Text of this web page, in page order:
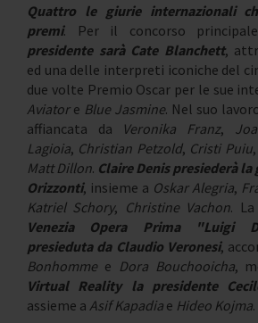
Quattro le giurie internazionali
premi. Per il concorso
presidente sarà Cate Blanchett,
ed una delle interpreti iconiche del
due volte Premio Oscar per le sue
Aviator e Blue Jasmine. Nel suo
affiancata da
Veronika Franz,
Lagioia, Christian Petzold, Cristi Puiu,
Matt Dillon. Claire Denis presiederà
Orizzonti, insieme a Oskar Alegria,
Katriel Schory, Christine Vachon.
Venezia Opera Prima "Luigi
presieduta da Claudio Veronesi,
Bonhommee Dora Bouchooicha,
Virtual Reality la presidente
assieme a Asif Kapadia e Hideo Kojma.